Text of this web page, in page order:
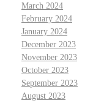
March 2024
February 2024
January 2024
December 2023
November 2023
October 2023
September 2023
August 2023